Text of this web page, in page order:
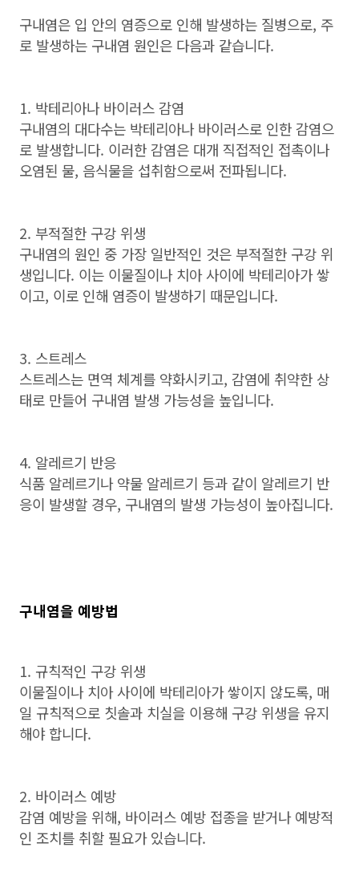
구내염은 입 안의 염증으로 인해 발생하는 질병으로, 주
로 발생하는 구내염 원인은 다음과 같습니다.
1. 박테리아나 바이러스 감염
구내염의 대다수는 박테리아나 바이러스로 인한 감염으
로 발생합니다. 이러한 감염은 대개 직접적인 접촉이나
오염된 물, 음식물을 섭취함으로써 전파됩니다.
2. 부적절한 구강 위생
구내염의 원인 중 가장 일반적인 것은 부적절한 구강 위
생입니다. 이는 이물질이나 치아 사이에 박테리아가 쌓
이고, 이로 인해 염증이 발생하기 때문입니다.
3. 스트레스
스트레스는 면역 체계를 약화시키고, 감염에 취약한 상
태로 만들어 구내염 발생 가능성을 높입니다.
4. 알레르기 반응
식품 알레르기나 약물 알레르기 등과 같이 알레르기 반
응이 발생할 경우, 구내염의 발생 가능성이 높아집니다.
구내염을 예방법
1. 규칙적인 구강 위생
이물질이나 치아 사이에 박테리아가 쌓이지 않도록, 매
일 규칙적으로 칫솔과 치실을 이용해 구강 위생을 유지
해야 합니다.
2. 바이러스 예방
감염 예방을 위해, 바이러스 예방 접종을 받거나 예방적
인 조치를 취할 필요가 있습니다.